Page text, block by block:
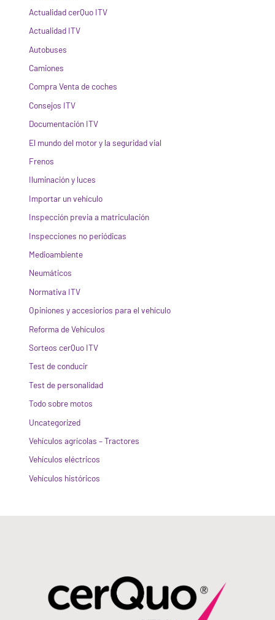
Actualidad cerQuo ITV
Actualidad ITV
Autobuses
Camiones
Compra Venta de coches
Consejos ITV
Documentación ITV
El mundo del motor y la seguridad vial
Frenos
Iluminación y luces
Importar un vehículo
Inspección previa a matriculación
Inspecciones no periódicas
Medioambiente
Neumáticos
Normativa ITV
Opiniones y accesiorios para el vehículo
Reforma de Vehículos
Sorteos cerQuo ITV
Test de conducir
Test de personalidad
Todo sobre motos
Uncategorized
Vehículos agrícolas – Tractores
Vehículos eléctricos
Vehículos históricos